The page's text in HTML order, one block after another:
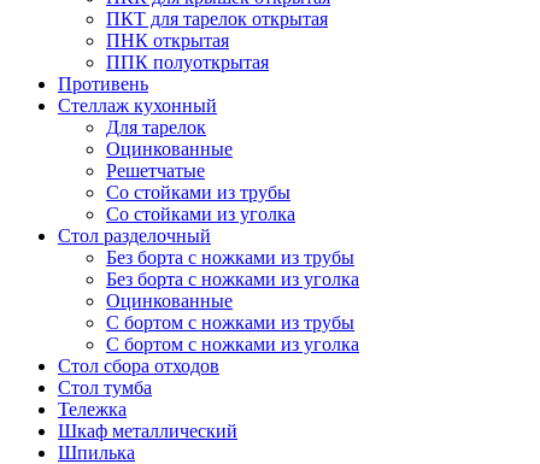
ПКТ для тарелок открытая
ПНК открытая
ППК полуоткрытая
Противень
Стеллаж кухонный
Для тарелок
Оцинкованные
Решетчатые
Со стойками из трубы
Со стойками из уголка
Стол разделочный
Без борта с ножками из трубы
Без борта с ножками из уголка
Оцинкованные
С бортом с ножками из трубы
С бортом с ножками из уголка
Стол сбора отходов
Стол тумба
Тележка
Шкаф металлический
Шпилька